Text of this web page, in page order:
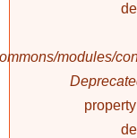
modules/